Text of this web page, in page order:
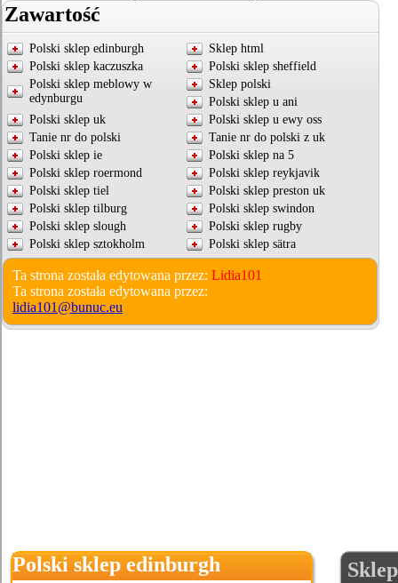
Zawartość
Polski sklep edinburgh
Sklep html
Polski sklep kaczuszka
Polski sklep sheffield
Polski sklep meblowy w
edynburgu
Sklep polski
Polski sklep u ani
Polski sklep uk
Polski sklep u ewy oss
Tanie nr do polski
Tanie nr do polski z uk
Polski sklep ie
Polski sklep na 5
Polski sklep roermond
Polski sklep reykjavik
Polski sklep tiel
Polski sklep preston uk
Polski sklep tilburg
Polski sklep swindon
Polski sklep slough
Polski sklep rugby
Polski sklep sztokholm
Polski sklep sätra
Ta strona została edytowana przez: Lidia101
Ta strona została edytowana przez:
lidia101@bunuc.eu
Polski sklep edinburgh